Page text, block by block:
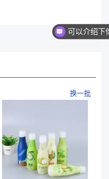
换一批